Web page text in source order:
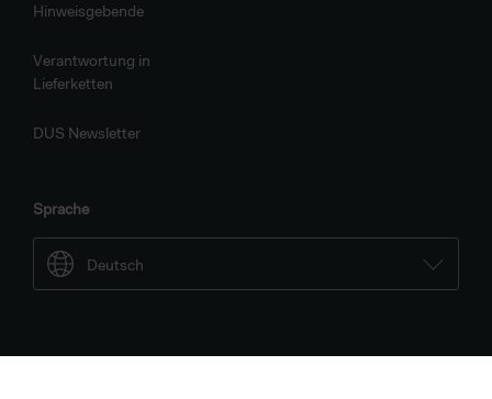
Hinweisgebende
Verantwortung in
Lieferketten
DUS Newsletter
Sprache
Deutsch